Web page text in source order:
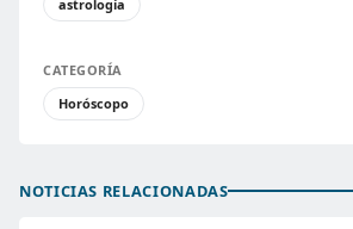
astrología
CATEGORÍA
Horóscopo
NOTICIAS RELACIONADAS